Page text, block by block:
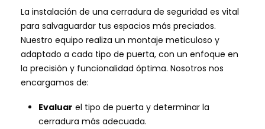
La instalación de una cerradura de seguridad es vital
para salvaguardar tus espacios más preciados.
Nuestro equipo realiza un montaje meticuloso y
adaptado a cada tipo de puerta, con un enfoque en
la precisión y funcionalidad óptima. Nosotros nos
encargamos de:
Evaluar el tipo de puerta y determinar la
cerradura más adecuada.